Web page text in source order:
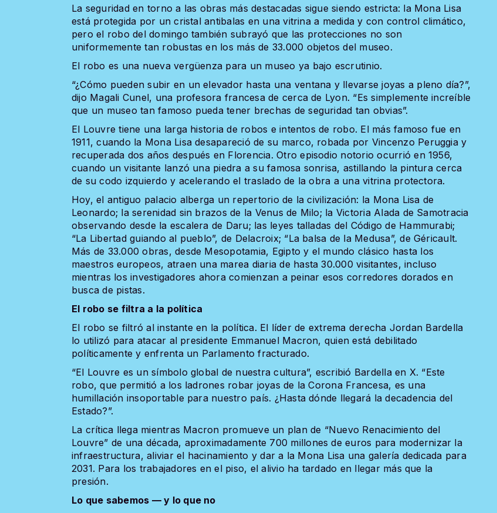
La seguridad en torno a las obras más destacadas sigue siendo estricta: la Mona Lisa
está protegida por un cristal antibalas en una vitrina a medida y con control climático,
pero el robo del domingo también subrayó que las protecciones no son
uniformemente tan robustas en los más de 33.000 objetos del museo.
El robo es una nueva vergüenza para un museo ya bajo escrutinio.
“¿Cómo pueden subir en un elevador hasta una ventana y llevarse joyas a pleno día?”,
dijo Magali Cunel, una profesora francesa de cerca de Lyon. “Es simplemente increíble
que un museo tan famoso pueda tener brechas de seguridad tan obvias”.
El Louvre tiene una larga historia de robos e intentos de robo. El más famoso fue en
1911, cuando la Mona Lisa desapareció de su marco, robada por Vincenzo Peruggia y
recuperada dos años después en Florencia. Otro episodio notorio ocurrió en 1956,
cuando un visitante lanzó una piedra a su famosa sonrisa, astillando la pintura cerca
de su codo izquierdo y acelerando el traslado de la obra a una vitrina protectora.
Hoy, el antiguo palacio alberga un repertorio de la civilización: la Mona Lisa de
Leonardo; la serenidad sin brazos de la Venus de Milo; la Victoria Alada de Samotracia
observando desde la escalera de Daru; las leyes talladas del Código de Hammurabi;
“La Libertad guiando al pueblo”, de Delacroix; “La balsa de la Medusa”, de Géricault.
Más de 33.000 obras, desde Mesopotamia, Egipto y el mundo clásico hasta los
maestros europeos, atraen una marea diaria de hasta 30.000 visitantes, incluso
mientras los investigadores ahora comienzan a peinar esos corredores dorados en
busca de pistas.
El robo se filtra a la política
El robo se filtró al instante en la política. El líder de extrema derecha Jordan Bardella
lo utilizó para atacar al presidente Emmanuel Macron, quien está debilitado
políticamente y enfrenta un Parlamento fracturado.
“El Louvre es un símbolo global de nuestra cultura”, escribió Bardella en X. “Este
robo, que permitió a los ladrones robar joyas de la Corona Francesa, es una
humillación insoportable para nuestro país. ¿Hasta dónde llegará la decadencia del
Estado?”.
La crítica llega mientras Macron promueve un plan de “Nuevo Renacimiento del
Louvre” de una década, aproximadamente 700 millones de euros para modernizar la
infraestructura, aliviar el hacinamiento y dar a la Mona Lisa una galería dedicada para
2031. Para los trabajadores en el piso, el alivio ha tardado en llegar más que la
presión.
Lo que sabemos — y lo que no